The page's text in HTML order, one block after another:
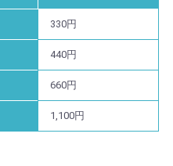
330円
440円
660円
1,100円